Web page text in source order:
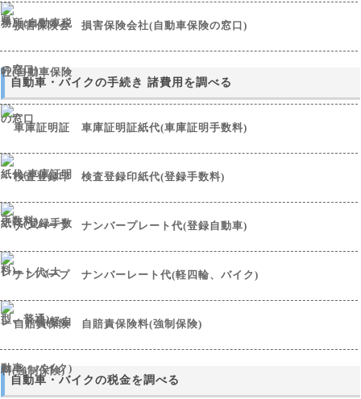
損害保険会社(自動車保険の窓口)
自動車・バイクの手続き 諸費用を調べる
車庫証明証紙代(車庫証明手数料)
検査登録印紙代(登録手数料)
ナンバープレート代(登録自動車)
ナンバーレート代(軽四輪、バイク)
自賠責保険料(強制保険)
自動車・バイクの税金を調べる